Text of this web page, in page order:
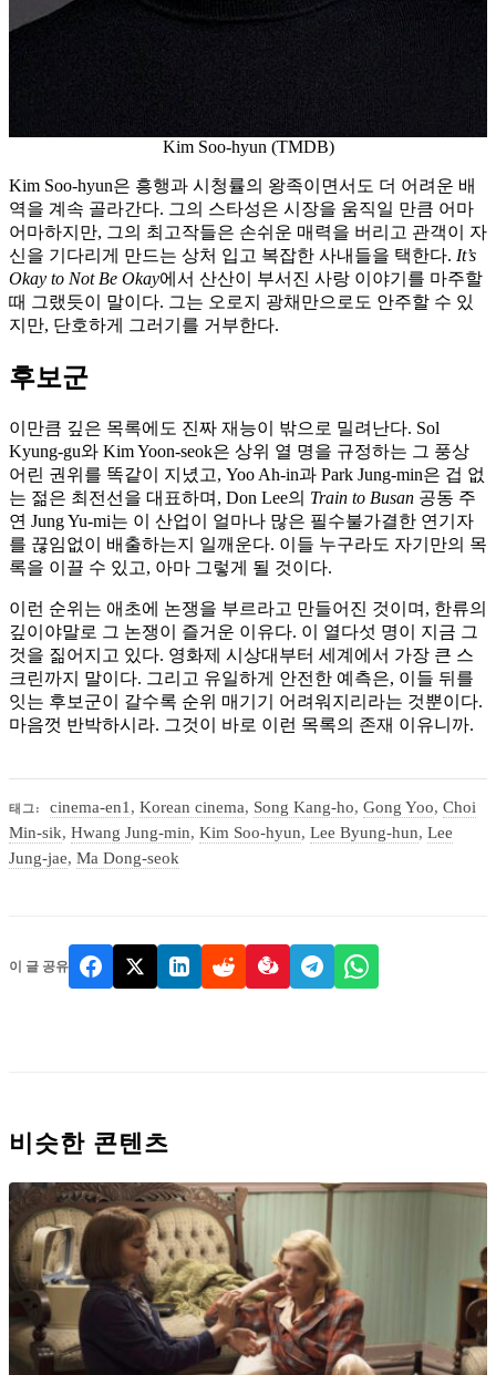
Kim Soo-hyun (TMDB)
Kim Soo-hyun은 흥행과 시청률의 왕족이면서도 더 어려운 배
역을 계속 골라간다. 그의 스타성은 시장을 움직일 만큼 어마
어마하지만, 그의 최고작들은 손쉬운 매력을 버리고 관객이 자
신을 기다리게 만드는 상처 입고 복잡한 사내들을 택한다. It’s
Okay to Not Be Okay에서 산산이 부서진 사랑 이야기를 마주할
때 그랬듯이 말이다. 그는 오로지 광채만으로도 안주할 수 있
지만, 단호하게 그러기를 거부한다.
후보군
이만큼 깊은 목록에도 진짜 재능이 밖으로 밀려난다. Sol
Kyung-gu와 Kim Yoon-seok은 상위 열 명을 규정하는 그 풍상
어린 권위를 똑같이 지녔고, Yoo Ah-in과 Park Jung-min은 겁 없
는 젊은 최전선을 대표하며, Don Lee의 Train to Busan 공동 주
연 Jung Yu-mi는 이 산업이 얼마나 많은 필수불가결한 연기자
를 끊임없이 배출하는지 일깨운다. 이들 누구라도 자기만의 목
록을 이끌 수 있고, 아마 그렇게 될 것이다.
이런 순위는 애초에 논쟁을 부르라고 만들어진 것이며, 한류의
깊이야말로 그 논쟁이 즐거운 이유다. 이 열다섯 명이 지금 그
것을 짊어지고 있다. 영화제 시상대부터 세계에서 가장 큰 스
크린까지 말이다. 그리고 유일하게 안전한 예측은, 이들 뒤를
잇는 후보군이 갈수록 순위 매기기 어려워지리라는 것뿐이다.
마음껏 반박하시라. 그것이 바로 이런 목록의 존재 이유니까.
태그: cinema-en1,Korean cinema, Song Kang-ho,Gong Yoo,Choi
Min-sik, Hwang Jung-min, Kim Soo-hyun, Lee Byung-hun, Lee
Jung-jae, Ma Dong-seok
이 글 공유
비슷한 콘텐츠